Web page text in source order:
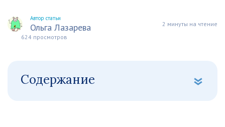
Автор статьи
Ольга Лазарева
2 минуты на чтение
624 просмотров
Содержание